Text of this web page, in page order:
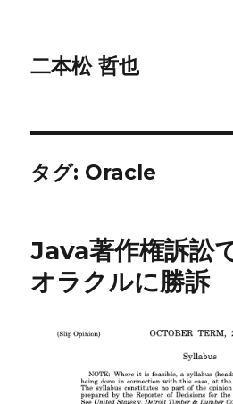
二本松 哲也
タグ: Oracle
Java著作権訴訟
オラクルに勝訴